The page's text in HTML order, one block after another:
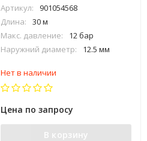
Артикул:
901054568
Длина:
30 м
Макс. давление:
12 бар
Наружний диаметр:
12.5 мм
Нет в наличии
Цена по запросу
В корзину